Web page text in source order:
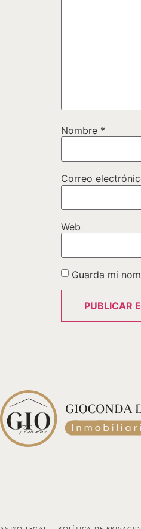
Nombre *
Correo
Web
Guarda mi